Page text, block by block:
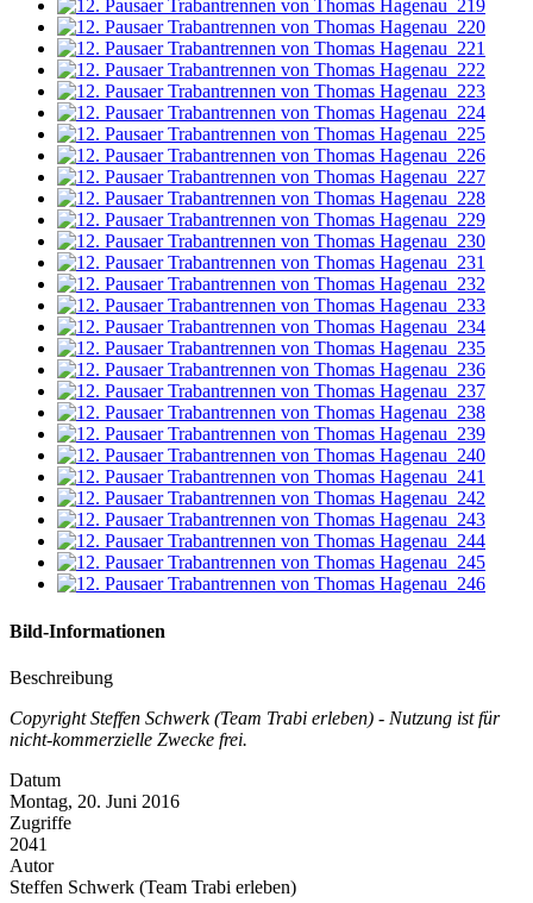
Bild-Informationen
Beschreibung
Copyright Steffen Schwerk (Team Trabi erleben) - Nutzung ist für
nicht-kommerzielle Zwecke frei.
Datum
Montag, 20. Juni 2016
Zugriffe
2041
Autor
Steffen Schwerk (Team Trabi erleben)